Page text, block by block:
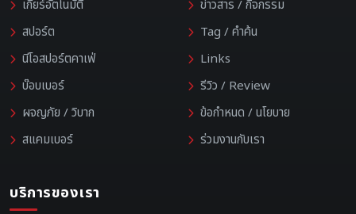
เกียร์อัตโนมัติ
สปอร์ต
นีโอสปอร์ตคาเฟ่
บ๊อบเบอร์
ผจญภัย / วิบาก
สแคมเบอร์
ข่าวสาร / กิจกรรม
Tag / คำค้น
Links
รีวิว / Review
ข้อกำหนด / นโยบาย
ร่วมงานกับเรา
บริการของเรา